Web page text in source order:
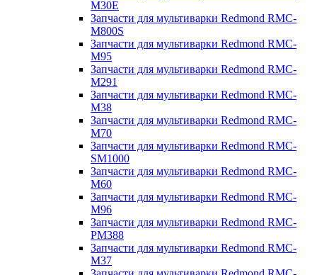
M30E
Запчасти для мультиварки Redmond RMC-
M800S
Запчасти для мультиварки Redmond RMC-
M95
Запчасти для мультиварки Redmond RMC-
M291
Запчасти для мультиварки Redmond RMC-
M38
Запчасти для мультиварки Redmond RMC-
M70
Запчасти для мультиварки Redmond RMC-
SM1000
Запчасти для мультиварки Redmond RMC-
M60
Запчасти для мультиварки Redmond RMC-
M96
Запчасти для мультиварки Redmond RMC-
PM388
Запчасти для мультиварки Redmond RMC-
M37